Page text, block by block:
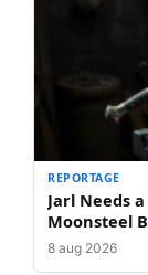
REPORTAGE
Jarl Needs
Moonsteel
8 aug 2026